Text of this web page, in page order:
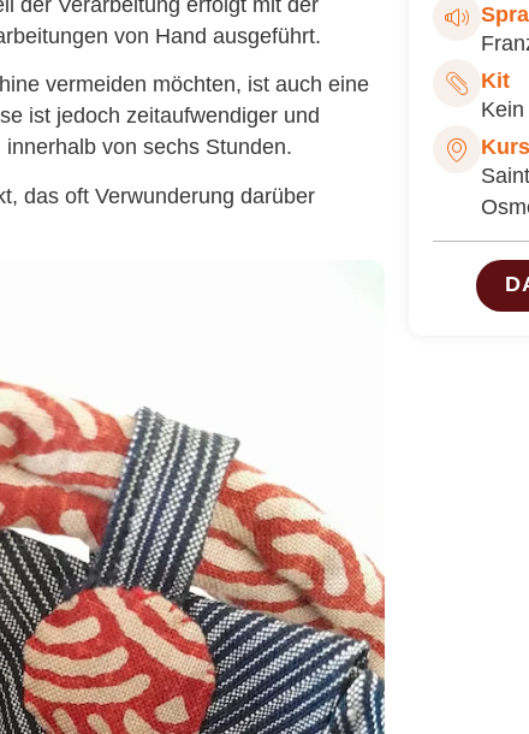
von Hand ausgeführt.
vermeiden möchten, ist auch eine
ist jedoch zeitaufwendiger und
von sechs Stunden.
das oft Verwunderung darüber
Kit